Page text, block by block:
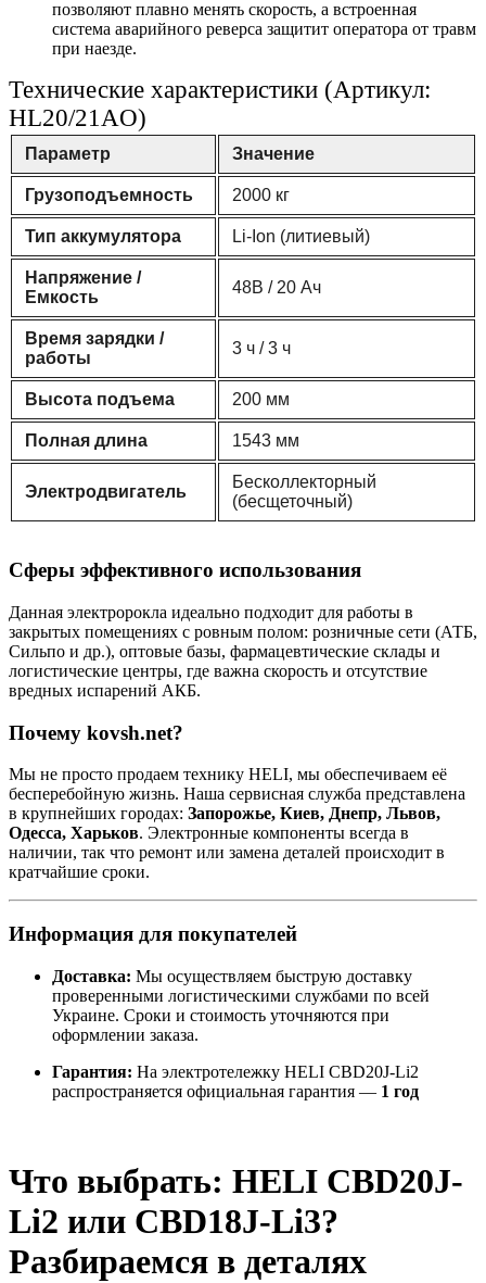
позволяют плавно менять скорость, а встроенная
система аварийного реверса защитит оператора от травм
при наезде.
Технические характеристики (Артикул:
HL20/21AO)
Параметр Значение
Грузоподъемность 2000 кг
Тип аккумулятора Li-Ion (литиевый)
Напряжение /
Емкость
48В / 20 Ач
Время зарядки /
работы
3 ч / 3 ч
Высота подъема 200 мм
Полная длина 1543 мм
Электродвигатель
Бесколлекторный
(бесщеточный)
Сферы эффективного использования
Данная электророкла идеально подходит для работы в
закрытых помещениях с ровным полом: розничные сети (АТБ,
Сильпо и др.), оптовые базы, фармацевтические склады и
логистические центры, где важна скорость и отсутствие
вредных испарений АКБ.
Почему kovsh.net?
Мы не просто продаем технику HELI, мы обеспечиваем её
бесперебойную жизнь. Наша сервисная служба представлена
в крупнейших городах: Запорожье, Киев, Днепр, Львов,
Одесса, Харьков. Электронные компоненты всегда в
наличии, так что ремонт или замена деталей происходит в
кратчайшие сроки.
Информация для покупателей
Доставка: Мы осуществляем быструю доставку
проверенными логистическими службами по всей
Украине. Сроки и стоимость уточняются при
оформлении заказа.
Гарантия: На электротележку HELI CBD20J-Li2
распространяется официальная гарантия — 1 год
Что выбрать: HELI CBD20J-
Li2 или CBD18J-Li3?
Разбираемся в деталях